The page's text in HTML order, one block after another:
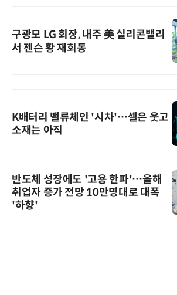
구광모 LG 회장, 내주 美 실리콘밸리
서 젠슨 황 재회동
K배터리 밸류체인 '시차'…셀은 웃고
소재는 아직
반도체 성장에도 '고용 한파'…올해
취업자 증가 전망 10만명대로 대폭
'하향'